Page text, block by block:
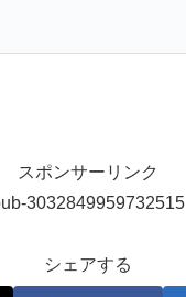
スポンサーリンク
3032849959732515
シェアする